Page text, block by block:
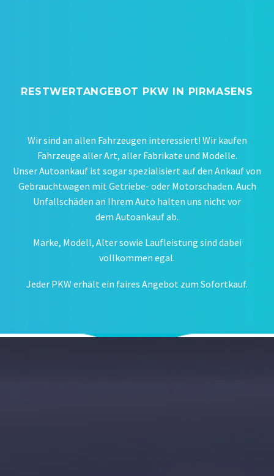
RESTWERTANGEBOT PKW IN PIRMASENS
Wir sind an allen Fahrzeugen interessiert! Wir kaufen
Fahrzeuge aller Art, aller Fabrikate und Modelle.
Unser Autoankauf ist sogar spezialisiert auf den Ankauf von
Gebrauchtwagen mit Getriebe- oder Motorschaden. Auch
Unfallschäden an Ihrem Auto halten uns nicht vor
dem Autoankauf ab.
Marke, Modell, Alter sowie Laufleistung sind dabei
vollkommen egal.
Jeder PKW erhält ein faires Angebot zum Sofortkauf.